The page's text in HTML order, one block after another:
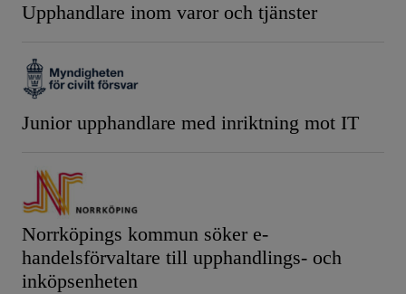
Upphandlare inom varor och tjänster
Junior upphandlare med inriktning mot IT
Norrköpings kommun söker e-
handelsförvaltare till upphandlings- och
inköpsenheten